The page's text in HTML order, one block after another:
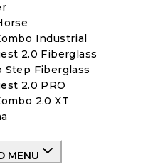
Industrial
2.0 Fiberglass
Step Fiberglass
2.0 PRO
2.0 XT
MENU